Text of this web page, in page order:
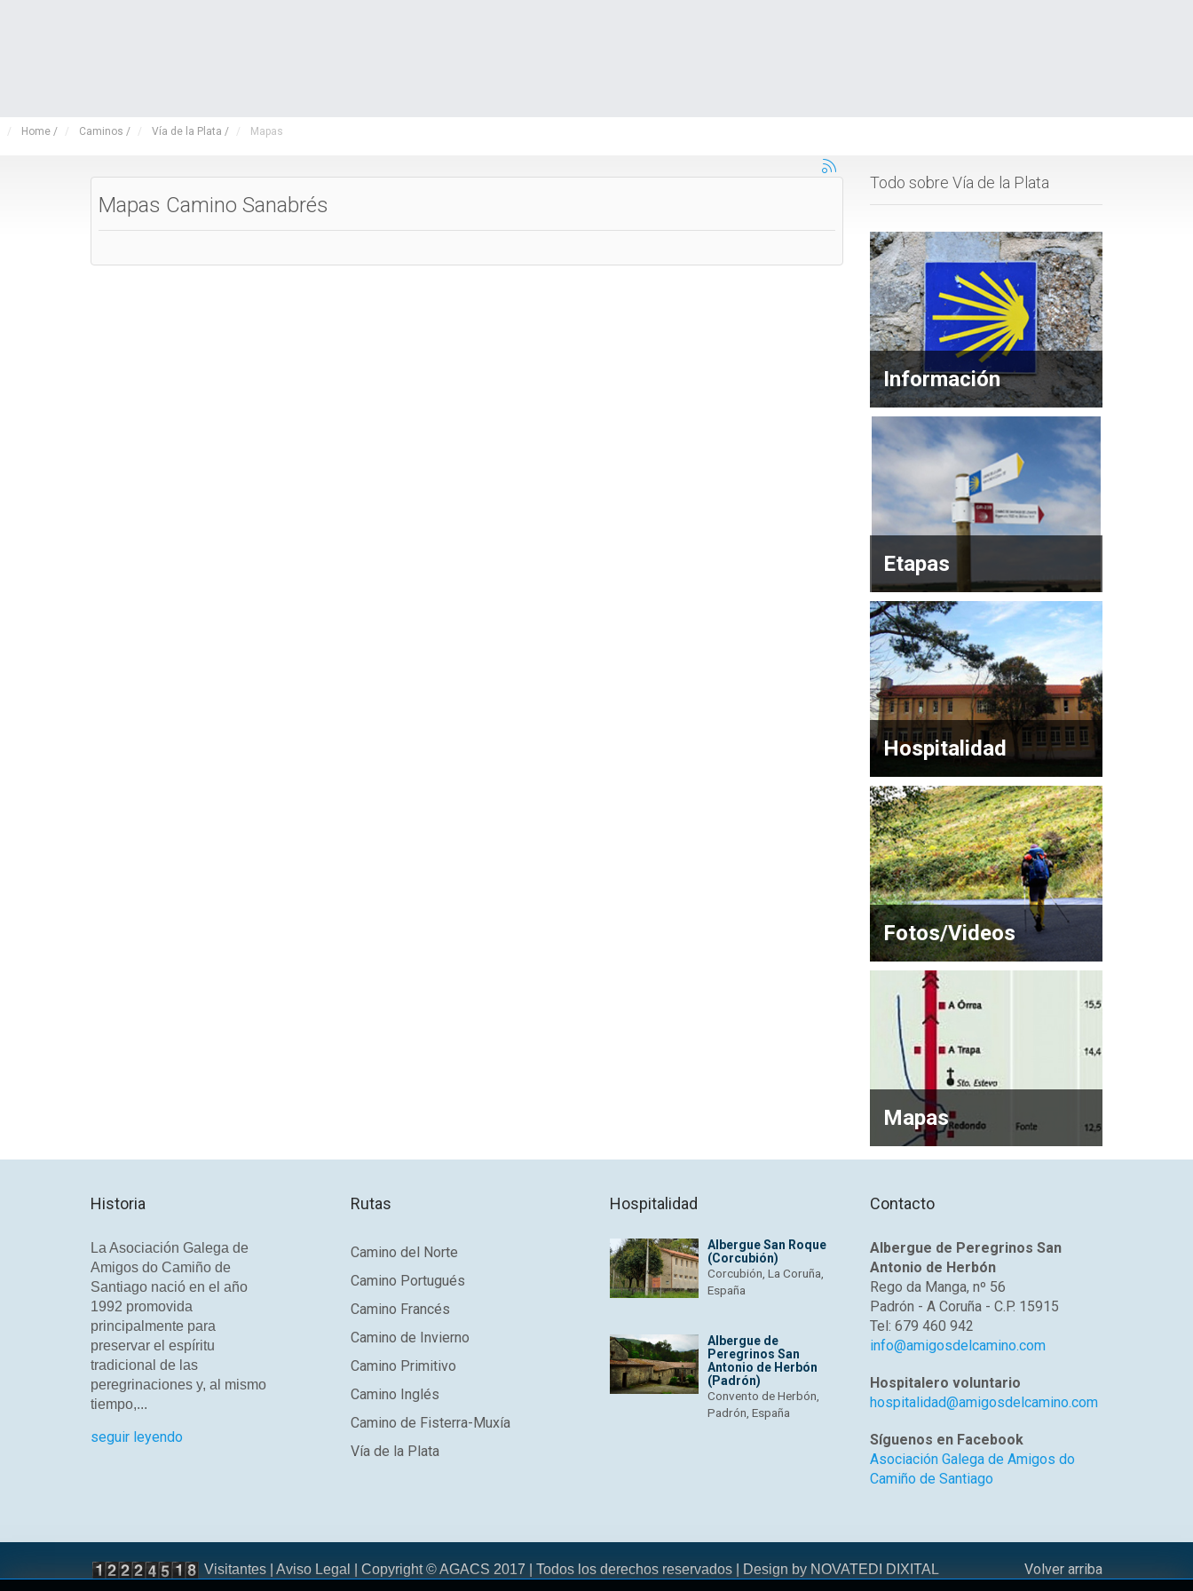
Home / Caminos / Vía de la Plata / Mapas
Mapas Camino Sanabrés
Todo sobre Vía de la Plata
Información
Etapas
Hospitalidad
Fotos/Videos
Mapas
Historia
La Asociación Galega de
Amigos do Camiño de
Santiago nació en el año
1992 promovida
principalmente para
preservar el espíritu
tradicional de las
peregrinaciones y, al mismo
tiempo,...
seguir leyendo
Rutas
Camino del Norte
Camino Portugués
Camino Francés
Camino de Invierno
Camino Primitivo
Camino Inglés
Camino de Fisterra-Muxía
Vía de la Plata
Hospitalidad
Albergue San Roque
(Corcubión)
Corcubión, La Coruña,
España
Albergue de
Peregrinos San
Antonio de Herbón
(Padrón)
Convento de Herbón,
Padrón, España
Contacto
Albergue de Peregrinos San
Antonio de Herbón
Rego da Manga, nº 56
Padrón - A Coruña - C.P. 15915
Tel: 679 460 942
info@amigosdelcamino.com
Hospitalero voluntario
hospitalidad@amigosdelcamino.com
Síguenos en Facebook
Asociación Galega de Amigos do
Camiño de Santiago
Volver arriba
Visitantes | Aviso Legal | Copyright © AGACS 2017 | Todos los derechos reservados | Design by NOVATEDI DIXITAL